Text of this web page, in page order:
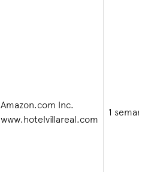
Amazon.com Inc.
www.hotelvillareal.com
1 semana